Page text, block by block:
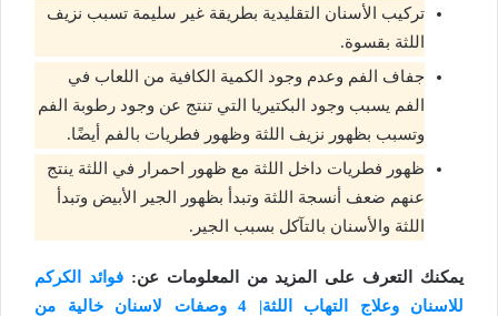
تركيب الأسنان التقليدية بطريقة غير سليمة تسبب نزيف
اللثة بقسوة.
جفاف الفم وعدم وجود الكمية الكافية من اللعاب في
الفم يسبب وجود البكتيريا التي تنتج عن وجود رطوبة الفم
وتسبب بظهور نزيف اللثة وظهور فطريات بالفم أيضًا.
ظهور فطريات داخل اللثة مع ظهور احمرار في اللثة ينتج
عنهم ضعف أنسجة اللثة وتبدأ بظهور الجير الأبيض وتبدأ
اللثة والأسنان بالتآكل بسبب الجير.
يمكنك التعرف على المزيد من المعلومات عن:فوائد الكركم
للاسنان وعلاج التهاب اللثة| 4 وصفات لاسنان خالية من